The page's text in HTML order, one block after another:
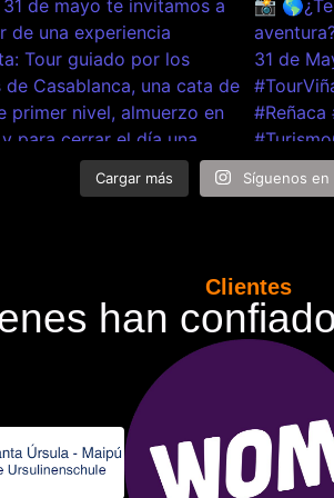
Cargar más Síguenos en
Clientes
han